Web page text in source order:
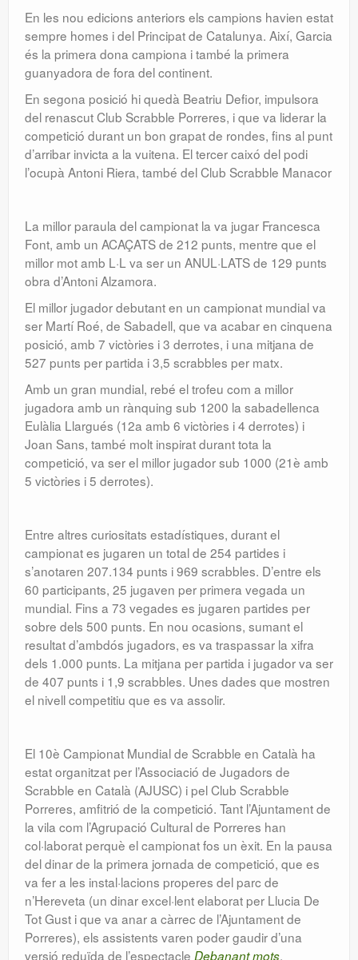
En les nou edicions anteriors els campions havien estat
sempre homes i del Principat de Catalunya. Així, Garcia
és la primera dona campiona i també la primera
guanyadora de fora del continent.
En segona posició hi quedà Beatriu Defior, impulsora
del renascut Club Scrabble Porreres, i que va liderar la
competició durant un bon grapat de rondes, fins al punt
d’arribar invicta a la vuitena. El tercer caixó del podi
l’ocupà Antoni Riera, també del Club Scrabble Manacor
La millor paraula del campionat la va jugar Francesca
Font, amb un ACAÇATS de 212 punts, mentre que el
millor mot amb L·L va ser un ANUL·LATS de 129 punts
obra d’Antoni Alzamora.
El millor jugador debutant en un campionat mundial va
ser Martí Roé, de Sabadell, que va acabar en cinquena
posició, amb 7 victòries i 3 derrotes, i una mitjana de
527 punts per partida i 3,5 scrabbles per matx.
Amb un gran mundial, rebé el trofeu com a millor
jugadora amb un rànquing sub 1200 la sabadellenca
Eulàlia Llargués (12a amb 6 victòries i 4 derrotes) i
Joan Sans, també molt inspirat durant tota la
competició, va ser el millor jugador sub 1000 (21è amb
5 victòries i 5 derrotes).
Entre altres curiositats estadístiques, durant el
campionat es jugaren un total de 254 partides i
s’anotaren 207.134 punts i 969 scrabbles. D’entre els
60 participants, 25 jugaven per primera vegada un
mundial. Fins a 73 vegades es jugaren partides per
sobre dels 500 punts. En nou ocasions, sumant el
resultat d’ambdós jugadors, es va traspassar la xifra
dels 1.000 punts. La mitjana per partida i jugador va ser
de 407 punts i 1,9 scrabbles. Unes dades que mostren
el nivell competitiu que es va assolir.
El 10è Campionat Mundial de Scrabble en Català ha
estat organitzat per l’Associació de Jugadors de
Scrabble en Català (AJUSC) i pel Club Scrabble
Porreres, amfitrió de la competició. Tant l’Ajuntament de
la vila com l’Agrupació Cultural de Porreres han
col·laborat perquè el campionat fos un èxit. En la pausa
del dinar de la primera jornada de competició, que es
va fer a les instal·lacions properes del parc de
n’Hereveta (un dinar excel·lent elaborat per Llucia De
Tot Gust i que va anar a càrrec de l’Ajuntament de
Porreres), els assistents varen poder gaudir d’una
versió reduïda de l’espectacle Debanant mots,